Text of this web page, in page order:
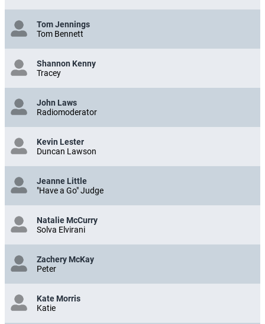
Tom Jennings
Tom Bennett
Shannon Kenny
Tracey
John Laws
Radiomoderator
Kevin Lester
Duncan Lawson
Jeanne Little
"Have a Go" Judge
Natalie McCurry
Solva Elvirani
Zachery McKay
Peter
Kate Morris
Katie